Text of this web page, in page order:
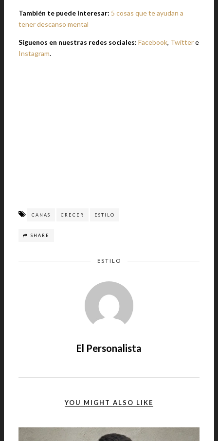
También te puede interesar: 5 cosas que te ayudan a
tener descanso mental
Síguenos en nuestras redes sociales: Facebook, Twittere
Instagram.
CANAS CRECER ESTILO
SHARE
ESTILO
El Personalista
YOU MIGHT ALSO LIKE